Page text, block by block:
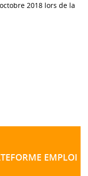
2018 lors de la
EMPLOI